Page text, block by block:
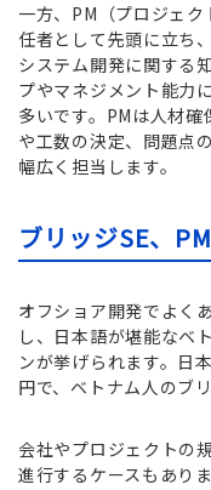
一方、PM（プロジェ
任者として先頭に立ち
システム開発に関する
プやマネジメント能力
多いです。PMは人材
や工数の決定、問題点
幅広く担当します。
ブリッジSE、
オフショア開発でよく
し、日本語が堪能なベ
ンが挙げられます。日
円で、ベトナム人のブ
会社やプロジェクトの
進行するケースもあり